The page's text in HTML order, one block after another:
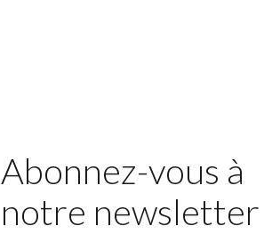
Abonnez-vous à
notre newsletter